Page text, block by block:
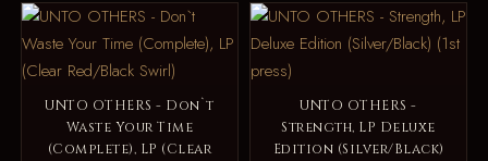
UNTO OTHERS - Don`t
Waste Your Time
(Complete), LP (Clear
UNTO OTHERS -
Strength, LP Deluxe
Edition (Silver/Black)